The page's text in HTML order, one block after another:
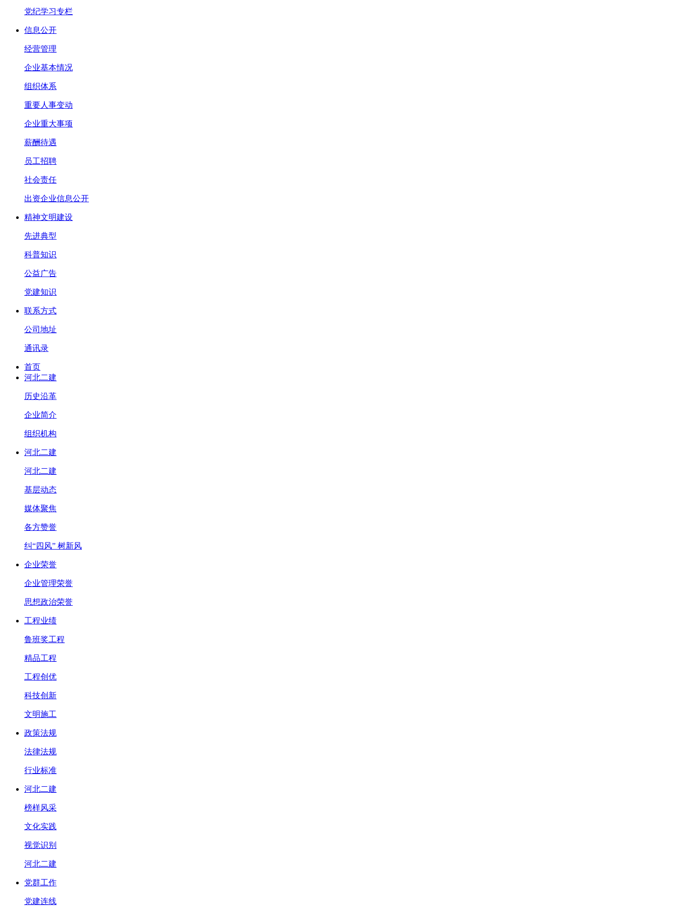
党纪学习专栏
信息公开
经营管理
企业基本情况
组织体系
重要人事变动
企业重大事项
薪酬待遇
员工招聘
社会责任
出资企业信息公开
精神文明建设
先进典型
科普知识
公益广告
党建知识
联系方式
公司地址
通讯录
首页
河北二建
历史沿革
企业简介
组织机构
河北二建
河北二建
基层动态
媒体聚焦
各方赞誉
纠“四风” 树新风
企业荣誉
企业管理荣誉
思想政治荣誉
工程业绩
鲁班奖工程
精品工程
工程创优
科技创新
文明施工
政策法规
法律法规
行业标准
河北二建
榜样风采
文化实践
视觉识别
河北二建
党群工作
党建连线